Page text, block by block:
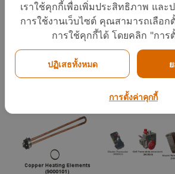
รวมอะไหล่เครื่อง
เราใช้คุกกี้เพื่อเพิ่มประสิทธิภาพ แล
การใช้งานเว็บไซต์ คุณสามารถเลือ
การใช้คุกกี้ได้ โดยคลิก "การ
ปฏิเสธทั้งหมด
การตั้งค่าคุกกี้